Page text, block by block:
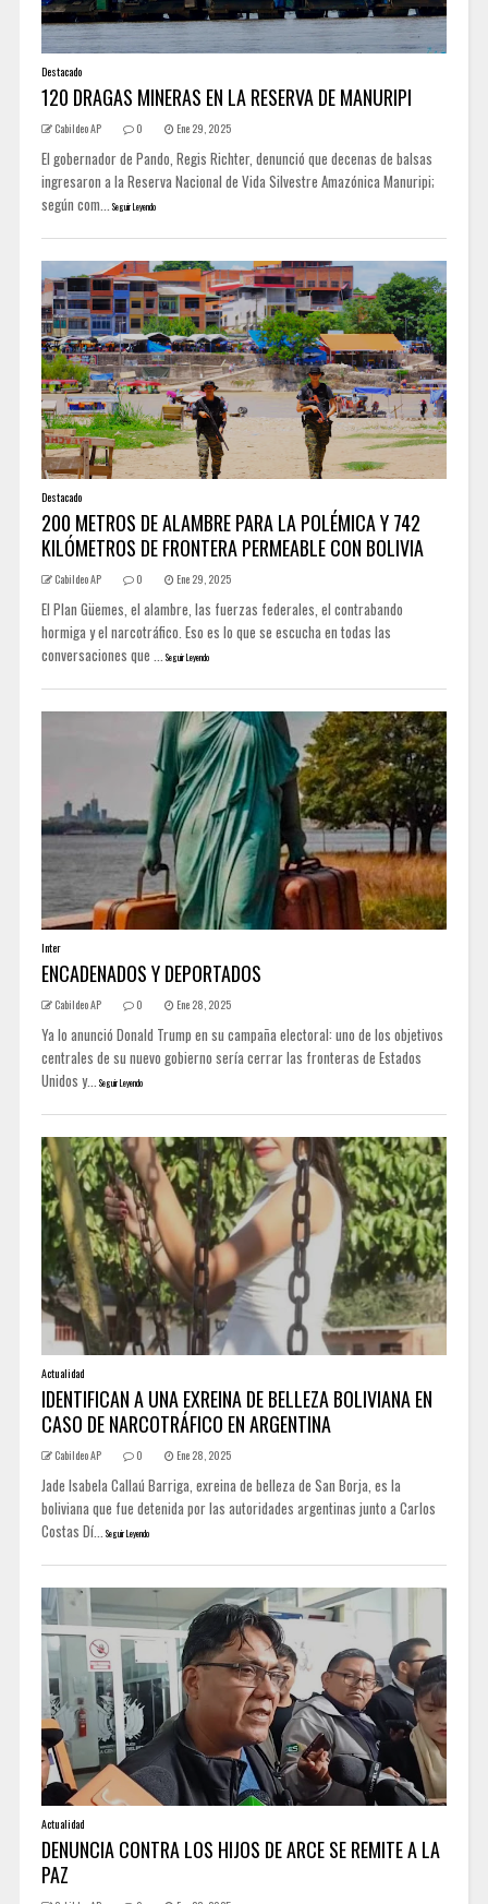
Destacado
120 DRAGAS MINERAS EN LA RESERVA DE MANURIPI
Cabildeo AP 0 Ene 29, 2025
El gobernador de Pando, Regis Richter, denunció que decenas de balsas
ingresaron a la Reserva Nacional de Vida Silvestre Amazónica Manuripi;
según com... Seguir Leyendo
Destacado
200 METROS DE ALAMBRE PARA LA POLÉMICA Y 742
KILÓMETROS DE FRONTERA PERMEABLE CON BOLIVIA
Cabildeo AP 0 Ene 29, 2025
El Plan Güemes, el alambre, las fuerzas federales, el contrabando
hormiga y el narcotráfico. Eso es lo que se escucha en todas las
conversaciones que ... Seguir Leyendo
Inter
ENCADENADOS Y DEPORTADOS
Cabildeo AP 0 Ene 28, 2025
Ya lo anunció Donald Trump en su campaña electoral: uno de los objetivos
centrales de su nuevo gobierno sería cerrar las fronteras de Estados
Unidos y... Seguir Leyendo
Actualidad
IDENTIFICAN A UNA EXREINA DE BELLEZA BOLIVIANA EN
CASO DE NARCOTRÁFICO EN ARGENTINA
Cabildeo AP 0 Ene 28, 2025
Jade Isabela Callaú Barriga, exreina de belleza de San Borja, es la
boliviana que fue detenida por las autoridades argentinas junto a Carlos
Costas Dí... Seguir Leyendo
Actualidad
DENUNCIA CONTRA LOS HIJOS DE ARCE SE REMITE A LA
PAZ